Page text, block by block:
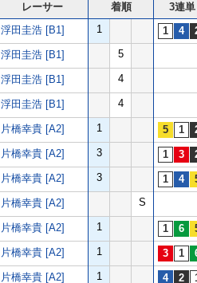
レーサー 着順
3連単
浮田圭浩 [B1] 1
浮田圭浩 [B1] 5
浮田圭浩 [B1] 4
浮田圭浩 [B1] 4
片橋幸貴 [A2] 1
片橋幸貴 [A2] 3
片橋幸貴 [A2] 3
片橋幸貴 [A2] S
片橋幸貴 [A2] 1
片橋幸貴 [A2] 1
片橋幸貴 [A2] 1